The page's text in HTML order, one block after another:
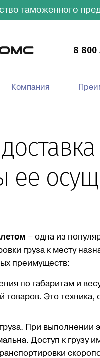
таможенного
Компания
8 800
ее
– одна из
груза к месту
преимуществ:
по габаритам и
товаров. Это
При выполнении
Доступ к грузу